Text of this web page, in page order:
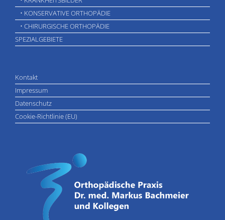
• KONSERVATIVE ORTHOPÄDIE
• CHIRURGISCHE ORTHOPÄDIE
SPEZIALGEBIETE
Kontakt
Impressum
Datenschutz
Cookie-Richtlinie (EU)